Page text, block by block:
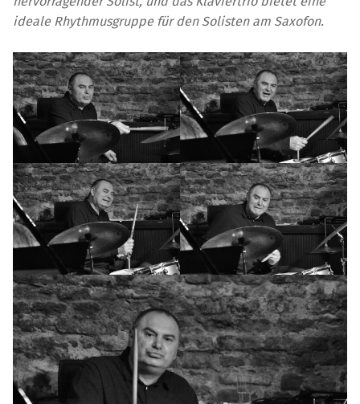
ideale Rhythmusgruppe für den Solisten am Saxofon.